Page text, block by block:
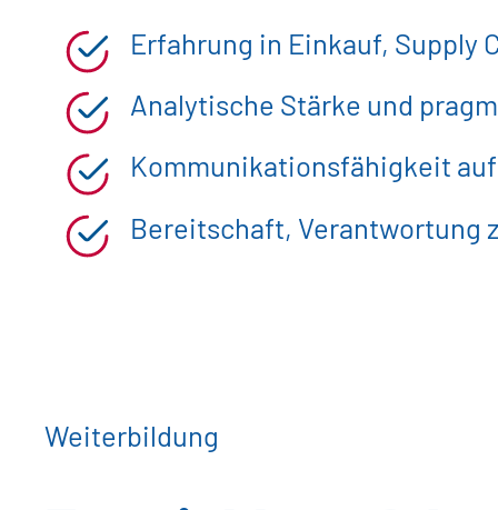
Erfahrung in Einkauf, Supply
Analytische Stärke und
Kommunikationsfähigkeit
Bereitschaft, Verantwortung
Weiterbildung